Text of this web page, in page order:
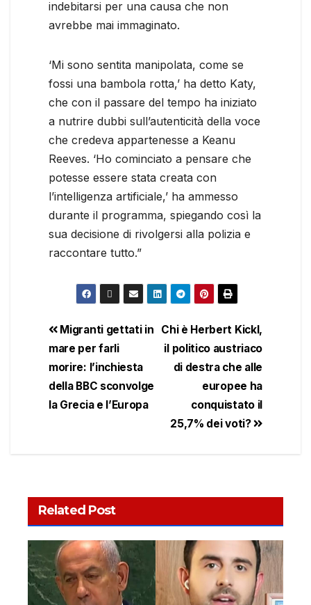
indebitarsi per una causa che non
avrebbe mai immaginato.
‘Mi sono sentita manipolata, come se
fossi una bambola rotta,’ ha detto Katy,
che con il passare del tempo ha iniziato
a nutrire dubbi sull’autenticità della voce
che credeva appartenesse a Keanu
Reeves. ‘Ho cominciato a pensare che
potesse essere stata creata con
l’intelligenza artificiale,’ ha ammesso
durante il programma, spiegando così la
sua decisione di rivolgersi alla polizia e
raccontare tutto.”
Chi è Herbert Kickl,
il politico austriaco
di destra che alle
europee ha
conquistato il
25,7% dei voti?
Migranti gettati in
mare per farli
morire: l’inchiesta
della BBC sconvolge
la Grecia e l’Europa
Related Post